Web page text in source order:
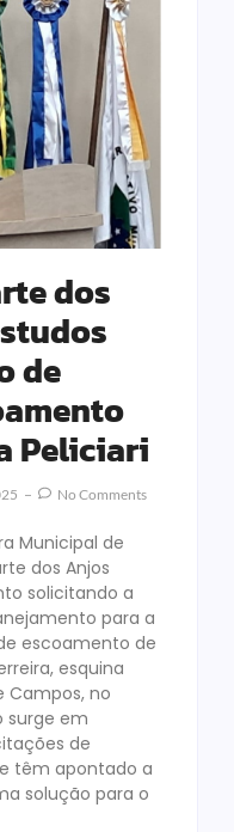
dos
de
Peliciari
No Comments
Municipal de
dos Anjos
solicitando a
para a
escoamento de
esquina
Campos, no
surge em
de
têm apontado a
solução para o